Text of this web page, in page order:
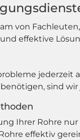
von
effektive
sind
Ihrer Rohre
effektiv